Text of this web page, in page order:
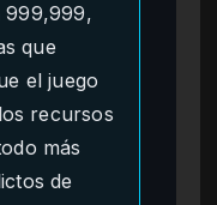
999,999,
que
el juego
recursos
más
de